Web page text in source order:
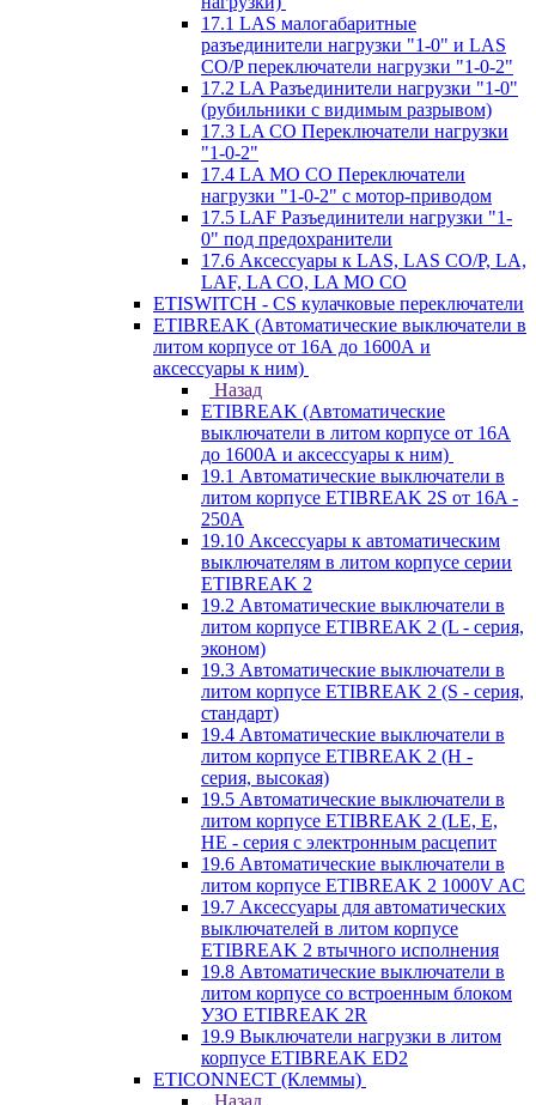
17.1 LAS малогабаритные
разъединители нагрузки "1-0" и LAS
CO/P переключатели нагрузки "1-0-2"
17.2 LA Разъединители нагрузки "1-0"
(рубильники с видимым разрывом)
17.3 LA CO Переключатели нагрузки
"1-0-2"
17.4 LA MO CO Переключатели
нагрузки "1-0-2" с мотор-приводом
17.5 LAF Разъединители нагрузки "1-
0" под предохранители
17.6 Аксессуары к LAS, LAS CO/P, LA,
LAF, LA CO, LA MO CO
ETISWITCH - CS кулачковые переключатели
ETIBREAK (Автоматические выключатели в
литом корпусе от 16А до 1600А и
аксессуары к ним)
Назад
ETIBREAK (Автоматические
выключатели в литом корпусе от 16А
до 1600А и аксессуары к ним)
19.1 Автоматические выключатели в
литом корпусе ETIBREAK 2S от 16A -
250A
19.10 Аксессуары к автоматическим
выключателям в литом корпусе серии
ETIBREAK 2
19.2 Автоматические выключатели в
литом корпусе ETIBREAK 2 (L - серия,
эконом)
19.3 Автоматические выключатели в
литом корпусе ETIBREAK 2 (S - серия,
стандарт)
19.4 Автоматические выключатели в
литом корпусе ETIBREAK 2 (H -
серия, высокая)
19.5 Автоматические выключатели в
литом корпусе ETIBREAK 2 (LE, E,
HE - серия с электронным расцепит
19.6 Автоматические выключатели в
литом корпусе ETIBREAK 2 1000V AC
19.7 Аксессуары для автоматических
выключателей в литом корпусе
ETIBREAK 2 втычного исполнения
19.8 Автоматические выключатели в
литом корпусе со встроенным блоком
УЗО ETIBREAK 2R
19.9 Выключатели нагрузки в литом
корпусе ETIBREAK ED2
ETICONNECT (Клеммы)
Назад